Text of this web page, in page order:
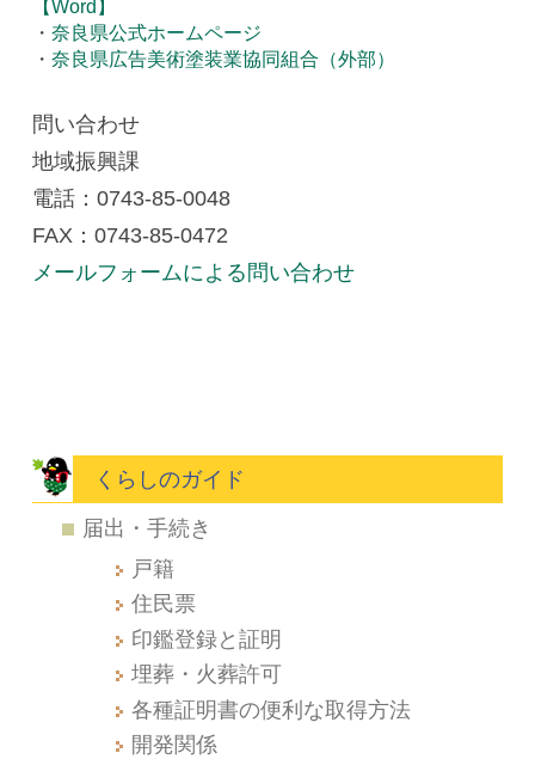
【Word】
・奈良県公式ホームページ
・奈良県広告美術塗装業協同組合（外部）
問い合わせ
地域振興課
電話：0743-85-0048
FAX：0743-85-0472
メールフォームによる問い合わせ
くらしのガイド
届出・手続き
戸籍
住民票
印鑑登録と証明
埋葬・火葬許可
各種証明書の便利な取得方法
開発関係